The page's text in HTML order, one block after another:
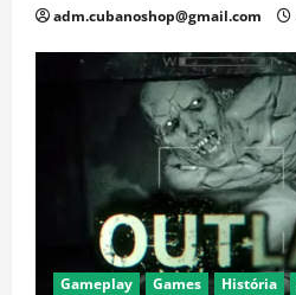
adm.cubanoshop@gmail.com
Gameplay Games História